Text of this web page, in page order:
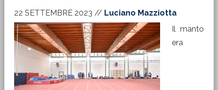
22 SETTEMBRE 2023 // Luciano Mazziotta
Il manto
era